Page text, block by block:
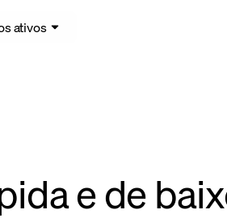
ativos
e de